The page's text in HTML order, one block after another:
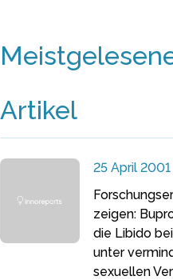
Artikel
25 April 2001
zeigen:
die Libido
unter
sexuellen